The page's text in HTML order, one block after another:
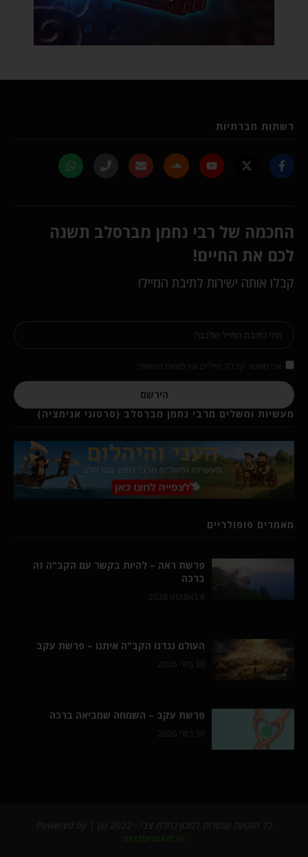
רשתות חברתיות
החכמה של רבי נחמן מברסלב תשנה
לכם את החיים!
קבלו אותה ישירות לתיבת המייל!
הירשם
מעשיות ומשלים מרבי נחמן מברסלב (סרטוני אנימציה)
מאמרים פופולריים
פרשת ראה – להיות בקשר עם הקב"ה זה
ברכה
6 באוגוסט 2026
העולם נגדנו הקב"ה איתנו – פרשת עקב
30 ביולי 2026
פרשת עקב – השמחה שמביאה ברכה
30 ביולי 2026
nextbracket.io